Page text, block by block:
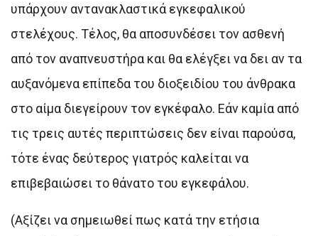
υπάρχουν αντανακλαστικά εγκεφαλικού
στελέχους. Τέλος, θα αποσυνδέσει τον ασθενή
από τον αναπνευστήρα και θα ελέγξει να δει αν τα
αυξανόμενα επίπεδα του διοξειδίου του άνθρακα
στο αίμα διεγείρουν τον εγκέφαλο. Εάν καμία από
τις τρεις αυτές περιπτώσεις δεν είναι παρούσα,
τότε ένας δεύτερος γιατρός καλείται να
επιβεβαιώσει το θάνατο του εγκεφάλου.
(Αξίζει να σημειωθεί πως κατά την ετήσια